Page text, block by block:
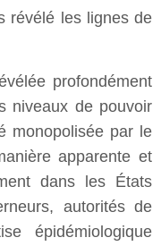
révélé les lignes de
profondément
niveaux de pouvoir
monopolisée par le
apparente et
dans les États
autorités de
épidémiologique